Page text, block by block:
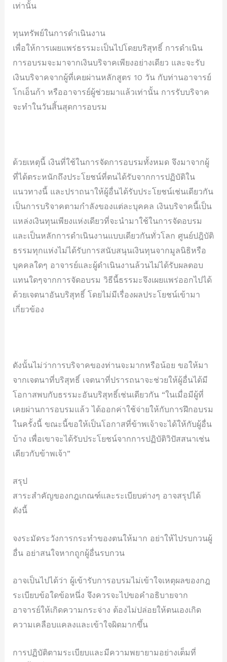
เท่านั้น
ทุนทรัพย์ในการดำเนินงาน
เพื่อให้การเผยแพร่ธรรมะเป็นไปโดยบริสุทธิ์ การดำเนิน
การอบรมจะมาจากเงินบริจาคเพียงอย่างเดียว และจะรับ
เงินบริจาคจากผู้ที่เคยผ่านหลักสูตร 10 วัน กับท่านอาจารย์
โกเอ็นก้า หรืออาจารย์ผู้ช่วยมาแล้วเท่านั้น การรับบริจาค
จะทำในวันสิ้นสุดการอบรม
ด้วยเหตุนี้ เงินที่ใช้ในการจัดการอบรมทั้งหมด จึงมาจากผู้
ที่ได้ตระหนักถึงประโยชน์ที่ตนได้รับจากการปฏิบัติใน
แนวทางนี้ และปราถนาให้ผู้อื่นได้รับประโยชน์เช่นเดียวกัน
เป็นการบริจาคตามกำลังของแต่ละบุคคล เงินบริจาคนี้เป็น
แหล่งเงินทุนเพียงแห่งเดียวที่จะนำมาใช้ในการจัดอบรม
และเป็นหลักการดำเนินงานแบบเดียวกันทั่วโลก ศูนย์ปฎิบัติ
ธรรมทุกแห่งไม่ได้รับการสนับสนุนเงินทุนจากมูลนิธิหรือ
บุคคลใดๆ อาจารย์และผู้ดำเนินงานล้วนไม่ได้รับผลตอบ
แทนใดๆจากการจัดอบรม วิธีนี้ธรรมะจึงเผยแพร่ออกไปได้
ด้วยเจตนาอันบริสุทธิ์ โดยไม่มีเรื่องผลประโยชน์เข้ามา
เกี่ยวข้อง
ดังนั้นไม่ว่าการบริจาคของท่านจะมากหรือน้อย ขอให้มา
จากเจตนาที่บริสุทธิ์ เจตนาที่ปรารถนาจะช่วยให้ผู้อื่นได้มี
โอกาสพบกับธรรมะอันบริสุทธิ์เช่นเดียวกัน “ในเมื่อมีผู้ที่
เคยผ่านการอบรมแล้ว ได้ออกค่าใช้จ่ายให้กับการฝึกอบรม
ในครั้งนี้ ขณะนี้ขอให้เป็นโอกาสที่ข้าพเจ้าจะได้ให้กับผู้อื่น
บ้าง เพื่อเขาจะได้รับประโยชน์จากการปฏิบัติวิปัสสนาเช่น
เดียวกับข้าพเจ้า”
สรุป
สาระสำคัญของกฎเกณฑ์และระเบียบต่างๆ อาจสรุปได้
ดังนี้
จงระมัดระวังการกระทำของตนให้มาก อย่าให้ไปรบกวนผู้
อื่น อย่าสนใจหากถูกผู้อื่นรบกวน
อาจเป็นไปได้ว่า ผู้เข้ารับการอบรมไม่เข้าใจเหตุผลของกฎ
ระเบียบข้อใดข้อหนึ่ง จึงควรจะไปขอคำอธิบายจาก
อาจารย์ให้เกิดความกระจ่าง ต้องไม่ปล่อยให้ตนเองเกิด
ความเคลือบแคลงและเข้าใจผิดมากขึ้น
การปฏิบัติตามระเบียบและมีความพยายามอย่างเต็มที่